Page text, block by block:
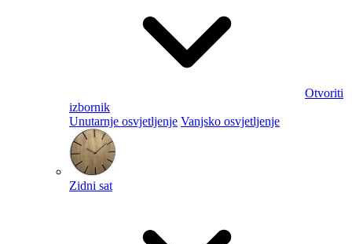
Otvoriti
izbornik
Unutarnje osvjetljenje Vanjsko osvjetljenje
Zidni sat